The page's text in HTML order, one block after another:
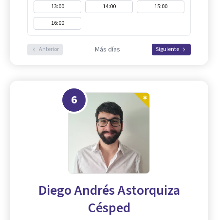
13:00 14:00
15:00
16:00
Anterior Más días Siguiente
6
Diego Andrés Astorquiza
Césped